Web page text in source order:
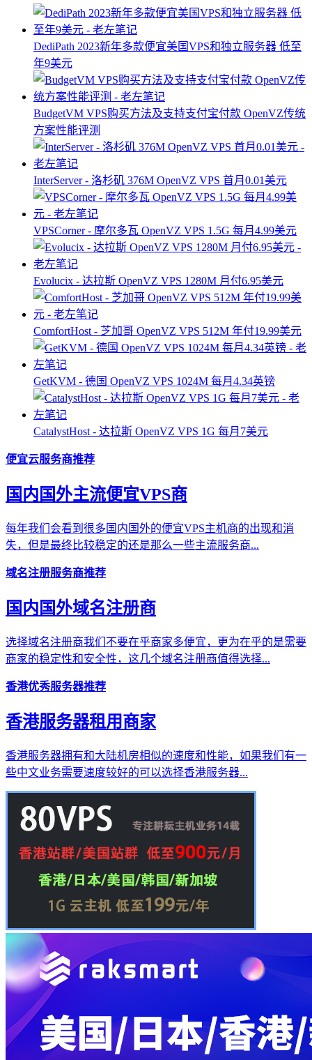
DediPath 2023新年多款便宜美国VPS和独立服务器 低至
年9美元
BudgetVM VPS购买方法及支持支付宝付款 OpenVZ传统
方案性能评测
InterServer - 洛杉矶 376M OpenVZ VPS 首月0.01美元
VPSCorner - 摩尔多瓦 OpenVZ VPS 1.5G 每月4.99美元
Evolucix - 达拉斯 OpenVZ VPS 1280M 月付6.95美元
ComfortHost - 芝加哥 OpenVZ VPS 512M 年付19.99美元
GetKVM - 德国 OpenVZ VPS 1024M 每月4.34英镑
CatalystHost - 达拉斯 OpenVZ VPS 1G 每月7美元
便宜云服务商推荐
国内国外主流便宜VPS商
每年我们会看到很多国内国外的便宜VPS主机商的出现和消
失，但是最终比较稳定的还是那么一些主流服务商...
域名注册服务商推荐
国内国外域名注册商
选择域名注册商我们不要在乎商家多便宜，更为在乎的是需要
商家的稳定性和安全性，这几个域名注册商值得选择...
香港优秀服务器推荐
香港服务器租用商家
香港服务器拥有和大陆机房相似的速度和性能，如果我们有一
些中文业务需要速度较好的可以选择香港服务器...